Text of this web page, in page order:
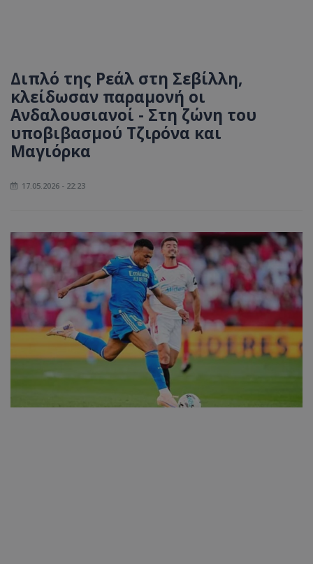
Διπλό της Ρεάλ στη Σεβίλλη,
κλείδωσαν παραμονή οι
Ανδαλουσιανοί - Στη ζώνη του
υποβιβασμού Τζιρόνα και
Μαγιόρκα
17.05.2026 - 22:23